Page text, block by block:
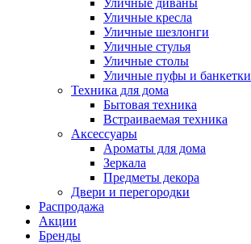
Уличные диваны
Уличные кресла
Уличные шезлонги
Уличные стулья
Уличные столы
Уличные пуфы и банкетки
Техника для дома
Бытовая техника
Встраиваемая техника
Аксессуары
Ароматы для дома
Зеркала
Предметы декора
Двери и перегородки
Распродажа
Акции
Бренды